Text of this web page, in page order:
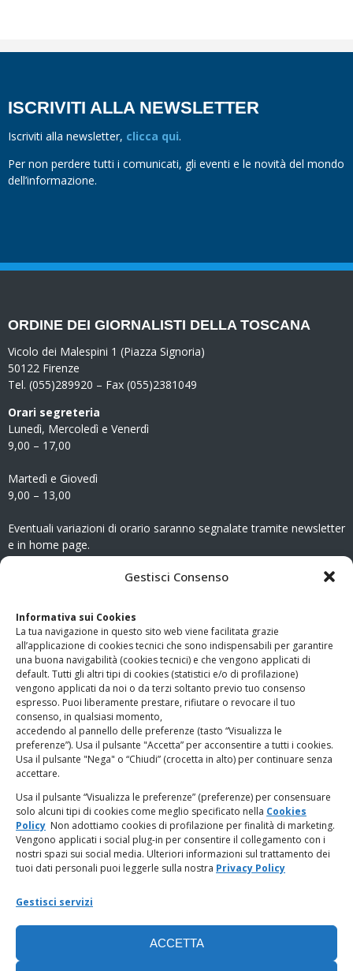
Gestisci Consenso
Informativa sui Cookies
La tua navigazione in questo sito web viene facilitata grazie
all’applicazione di cookies tecnici che sono indispensabili per garantire
una buona navigabilità (cookies tecnici) e che vengono applicati di
default. Tutti gli altri tipi di cookies (statistici e/o di profilazione)
vengono applicati da noi o da terzi soltanto previo tuo consenso
espresso. Puoi liberamente prestare, rifiutare o revocare il tuo
consenso, in qualsiasi momento,
accedendo al pannello delle preferenze (tasto “Visualizza le
preferenze”). Usa il pulsante "Accetta” per acconsentire a tutti i cookies.
Usa il pulsante "Nega" o “Chiudi” (crocetta in alto) per continuare senza
accettare.
Usa il pulsante “Visualizza le preferenze” (preferenze) per consensuare
solo alcuni tipi di cookies come meglio specificato nella Cookies
Policy Non adottiamo cookies di profilazione per finalità di marketing.
Vengono applicati i social plug-in per consentire il collegamento con i
nostri spazi sui social media. Ulteriori informazioni sul trattamento dei
tuoi dati personali puoi leggerle sulla nostra Privacy Policy
Gestisci servizi
ACCETTA
ISCRIVITI ALLA NEWSLETTER
Iscriviti alla newsletter, clicca qui.
Per non perdere tutti i comunicati, gli eventi e le novità del mondo
dell’informazione.
ORDINE DEI GIORNALISTI DELLA TOSCANA
Vicolo dei Malespini 1 (Piazza Signoria)
50122 Firenze
Tel. (055)289920 – Fax (055)2381049
Orari segreteria
Lunedì, Mercoledì e Venerdì
9,00 – 17,00
Martedì e Giovedì
9,00 – 13,00
Eventuali variazioni di orario saranno segnalate tramite newsletter
e in home page.
www.odg.toscana.it – testata registrata presso il Tribunale di
Firenze al nr. 5208 dell’ 08.10.2002. Direttore responsabile:
Giampaolo Marchini – C.F. 80005790482
LINK UTILI
PagoPA
Privacy Policy
Regolamento categorie particolari di dati personali e dati
giudiziari
Amministrazione Trasparente
Cookie Policy (UE)